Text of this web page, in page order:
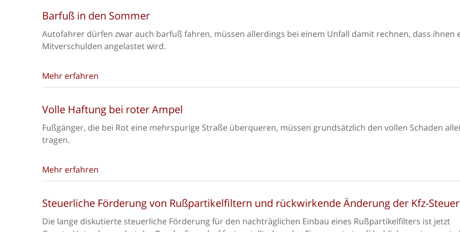
Barfuß in den Sommer
Autofahrer dürfen zwar auch barfuß fahren, müssen allerdings bei einem Unfall damit rechnen, dass ihnen
Mitverschulden angelastet wird.
Mehr erfahren
Volle Haftung bei roter Ampel
Fußgänger, die bei Rot eine mehrspurige Straße überqueren, müssen grundsätzlich den vollen Schaden
tragen.
Mehr erfahren
Steuerliche Förderung von Rußpartikelfiltern und rückwirkende Änderung der Kfz-Steuer
Die lange diskutierte steuerliche Förderung für den nachträglichen Einbau eines Rußpartikelfilters ist jetzt